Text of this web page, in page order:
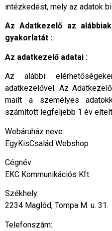
intézkedést, mely az adatok
Az Adatkezelő az
gyakorlatát :
Az adatkezelő adatai :
Az alábbi
adatkezelővel. Az
mailt a személyes
számított legfeljebb 1 év
Webáruház neve:
EgyKisCsalád Webshop
Cégnév:
EKC Kommunikációs Kft.
Székhely:
2234 Maglód, Tompa M. u. 31.
Telefonszám: